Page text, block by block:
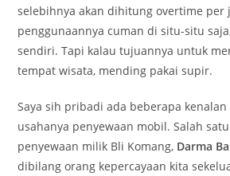
selebihnya akan dihitung overtime per
penggunaannya cuman di situ-situ
sendiri. Tapi kalau tujuannya untuk
tempat wisata, mending pakai supir.
Saya sih pribadi ada beberapa
usahanya penyewaan mobil. Salah
penyewaan milik Bli Komang, Darma
dibilang orang kepercayaan kita